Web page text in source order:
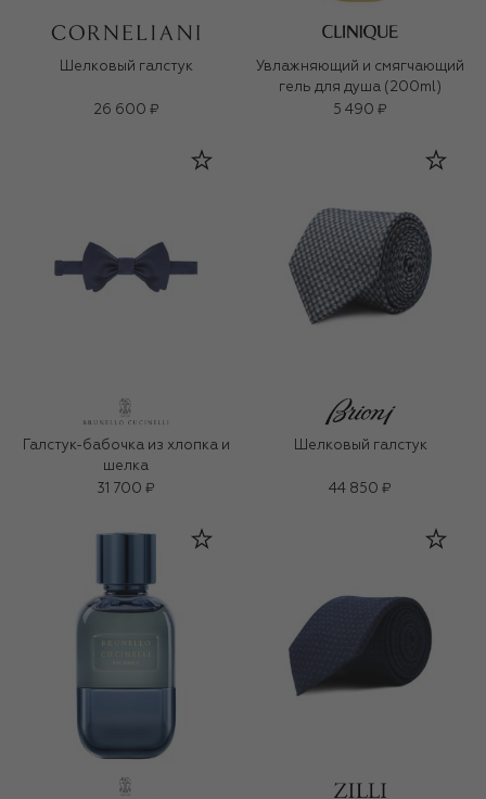
Шелковый галстук
26 600 ₽
Увлажняющий и смягчающий
гель для душа (200ml)
5 490 ₽
Галстук-бабочка из хлопка и
шелка
31 700 ₽
Шелковый галстук
44 850 ₽